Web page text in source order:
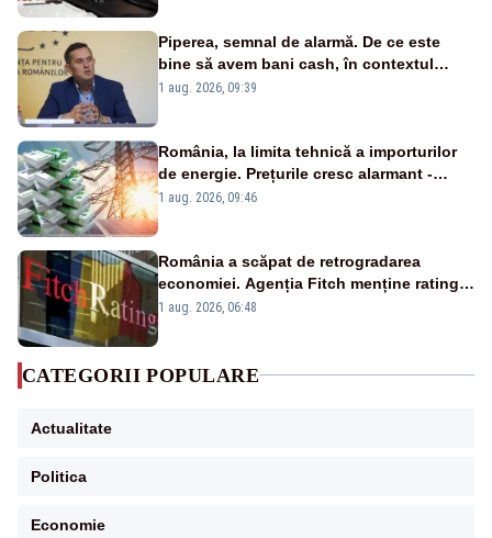
Piperea, semnal de alarmă. De ce este
bine să avem bani cash, în contextul
alertei energetice?
1 aug. 2026, 09:39
România, la limita tehnică a importurilor
de energie. Prețurile cresc alarmant -
Analiză Realitatea Plus
1 aug. 2026, 09:46
România a scăpat de retrogradarea
economiei. Agenția Fitch menține ratingul
„BBB-” cu perspectivă negativă
1 aug. 2026, 06:48
CATEGORII POPULARE
Actualitate
Politica
Economie